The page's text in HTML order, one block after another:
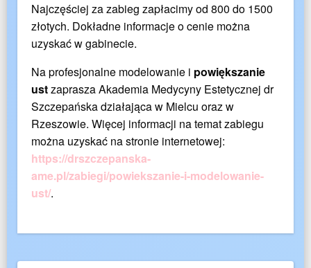
Najczęściej za zabieg zapłacimy od 800 do 1500
złotych. Dokładne informacje o cenie można
uzyskać w gabinecie.
Na profesjonalne modelowanie i powiększanie
ustzaprasza Akademia Medycyny Estetycznej dr
Szczepańska działająca w Mielcu oraz w
Rzeszowie. Więcej informacji na temat zabiegu
można uzyskać na stronie internetowej:
https://drszczepanska-
ame.pl/zabiegi/powiekszanie-i-modelowanie-
ust/.